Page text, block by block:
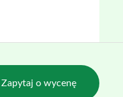
Zapytaj o wycenę